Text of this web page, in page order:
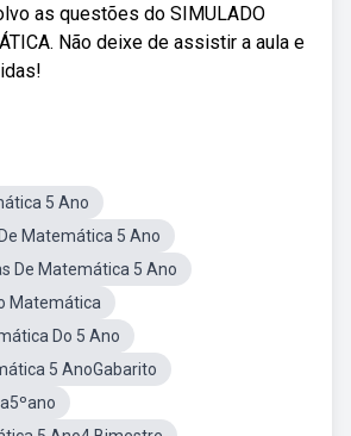
as questões do SIMULADO
Não deixe de assistir a aula e
5 Ano
Matemática 5 Ano
De Matemática 5 Ano
Matemática
Do 5 Ano
5 AnoGabarito